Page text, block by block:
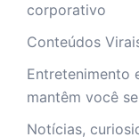
corporativo
Conteúdos
Entretenimento
mantêm você
Notícias,